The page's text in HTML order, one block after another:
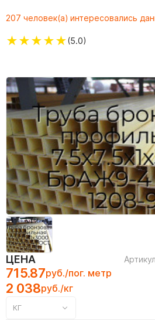
207 человек(а) интересовались
★★★★★(5.0)
ЦЕНА
715.87руб./пог. метр
2 038руб./кг
КГ